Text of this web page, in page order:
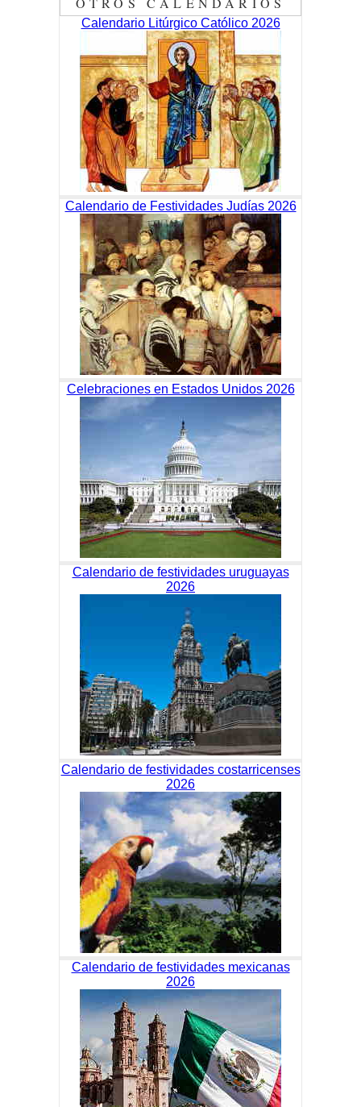
Calendario Litúrgico Católico 2026
Calendario de Festividades Judías 2026
Celebraciones en Estados Unidos 2026
Calendario de festividades uruguayas
2026
Calendario de festividades costarricenses
2026
Calendario de festividades mexicanas
2026